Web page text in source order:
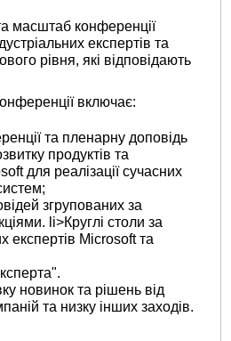
масштаб конференції
експертів та
рівня, які відповідають
включає:
та пленарну доповідь
продуктів та
для реалізації сучасних
згрупованих за
li>Круглі столи за
експертів Microsoft та
новинок та рішень від
та низку інших заходів.